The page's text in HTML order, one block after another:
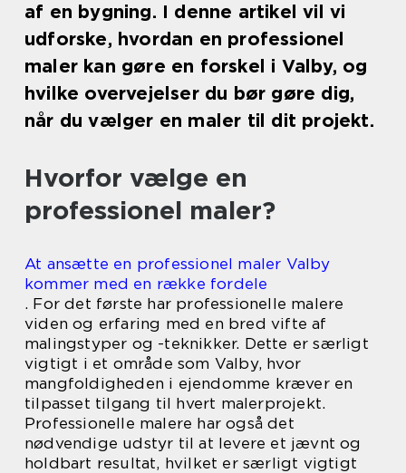
af en bygning. I denne artikel vil vi
udforske, hvordan en professionel
maler kan gøre en forskel i Valby, og
hvilke overvejelser du bør gøre dig,
når du vælger en maler til dit projekt.
Hvorfor vælge en
professionel maler?
At ansætte en professionel maler Valby
kommer med en række fordele
. For det første har professionelle malere
viden og erfaring med en bred vifte af
malingstyper og -teknikker. Dette er særligt
vigtigt i et område som Valby, hvor
mangfoldigheden i ejendomme kræver en
tilpasset tilgang til hvert malerprojekt.
Professionelle malere har også det
nødvendige udstyr til at levere et jævnt og
holdbart resultat, hvilket er særligt vigtigt